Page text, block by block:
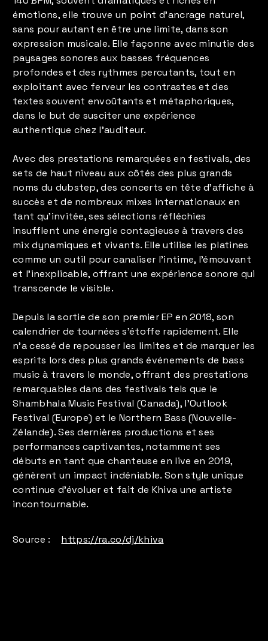
émotions, elle trouve un point d'ancrage naturel,
sans pour autant en être une limite, dans son
expression musicale. Elle façonne avec minutie des
paysages sonores aux basses fréquences
profondes et des rythmes percutants, tout en
exploitant avec ferveur les contrastes et des
textes souvent envoûtants et métaphoriques,
dans le but de susciter une expérience
authentique chez l'auditeur.
Avec des prestations remarquées en festivals, des
sets de haut niveau aux côtés des plus grands
noms du dubstep, des concerts en tête d'affiche à
succès et de nombreux mixes internationaux en
tant qu'invitée, ses sélections réfléchies
insufflent une énergie contagieuse à travers des
mix dynamiques et vivants. Elle utilise les platines
comme un outil pour canaliser l'intime, l'émouvant
et l'inexplicable, offrant une expérience sonore qui
transcende le visible.
Depuis la sortie de son premier EP en 2018, son
calendrier de tournées s'étoffe rapidement. Elle
n'a cessé de repousser les limites et de marquer les
esprits lors des plus grands événements de bass
music à travers le monde, offrant des prestations
remarquables dans des festivals tels que le
Shambhala Music Festival (Canada), l'Outlook
Festival (Europe) et le Northern Bass (Nouvelle-
Zélande). Ses dernières productions et ses
performances captivantes, notamment ses
débuts en tant que chanteuse en live en 2019,
génèrent un impact indéniable. Son style unique
continue d'évoluer et fait de Khiva une artiste
incontournable.
Source : https://ra.co/dj/khiva